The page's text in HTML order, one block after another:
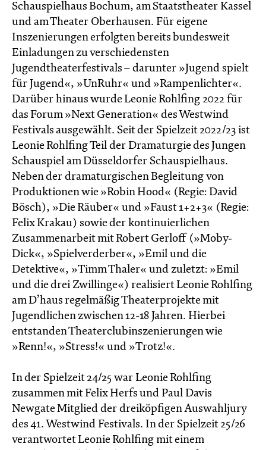
Schauspielhaus Bochum, am Staatstheater Kassel
und am Theater Oberhausen. Für eigene
Inszenierungen erfolgten bereits bundesweit
Einladungen zu verschiedensten
Jugendtheaterfestivals – darunter »Jugend spielt
für Jugend«, »UnRuhr« und »Rampenlichter«.
Darüber hinaus wurde Leonie Rohlfing 2022 für
das Forum »Next Generation« des Westwind
Festivals ausgewählt. Seit der Spielzeit 2022/23 ist
Leonie Rohlfing Teil der Dramaturgie des Jungen
Schauspiel am Düsseldorfer Schauspielhaus.
Neben der dramaturgischen Begleitung von
Produktionen wie »Robin Hood« (Regie: David
Bösch), »Die Räuber« und »Faust 1+2+3« (Regie:
Felix Krakau) sowie der kontinuierlichen
Zusammenarbeit mit Robert Gerloff (»Moby-
Dick«, »Spielverderber«, »Emil und die
Detektive«, »Timm Thaler« und zuletzt: »Emil
und die drei Zwillinge«) realisiert Leonie Rohlfing
am D’haus regelmäßig Theaterprojekte mit
Jugendlichen zwischen 12-18 Jahren. Hierbei
entstanden Theaterclubinszenierungen wie
»Renn!«, »Stress!« und »Trotz!«.
In der Spielzeit 24/25 war Leonie Rohlfing
zusammen mit Felix Herfs und Paul Davis
Newgate Mitglied der dreiköpfigen Auswahljury
des 41. Westwind Festivals. In der Spielzeit 25/26
verantwortet Leonie Rohlfing mit einem